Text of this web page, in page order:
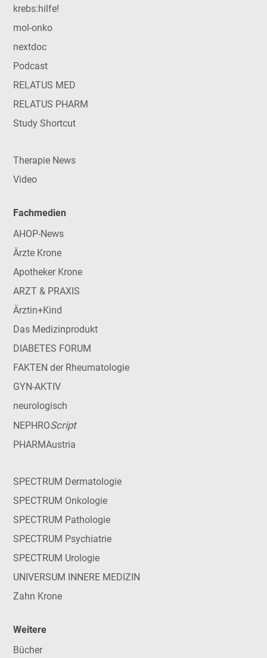
krebs:hilfe!
mol-onko
nextdoc
Podcast
RELATUS MED
RELATUS PHARM
Study Shortcut
Therapie News
Video
Fachmedien
AHOP-News
Ärzte Krone
Apotheker Krone
ARZT & PRAXIS
Ärztin+Kind
Das Medizinprodukt
DIABETES FORUM
FAKTEN der Rheumatologie
GYN-AKTIV
neurologisch
NEPHROScript
PHARMAustria
SPECTRUM Dermatologie
SPECTRUM Onkologie
SPECTRUM Pathologie
SPECTRUM Psychiatrie
SPECTRUM Urologie
UNIVERSUM INNERE MEDIZIN
Zahn Krone
Weitere
Bücher